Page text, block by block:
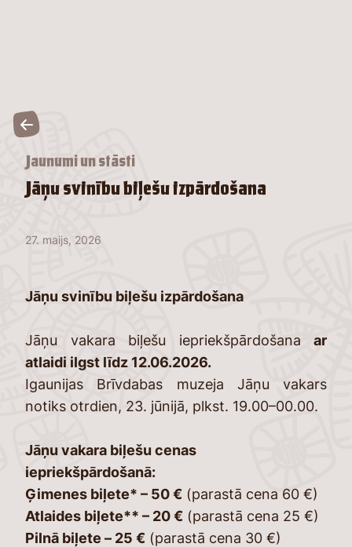
Jaunumi un stāsti
Jāņu svinību biļešu izpārdošana
27. maijs, 2026
Jāņu svinību biļešu izpārdošana
Jāņu vakara biļešu iepriekšpārdošana ar
atlaidi ilgst līdz 12.06.2026.
Igaunijas Brīvdabas muzeja Jāņu vakars
notiks otrdien, 23. jūnijā, plkst. 19.00–00.00.
Jāņu vakara biļešu cenas
iepriekšpārdošanā:
Ģimenes biļete* – 50 € (parastā cena 60 €)
Atlaides biļete** – 20 € (parastā cena 25 €)
Pilnā biļete – 25 € (parastā cena 30 €)